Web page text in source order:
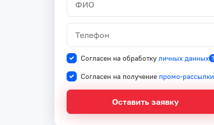
Согласен на обработку личных данных
Согласен на получение промо-рассылки
Оставить заявку